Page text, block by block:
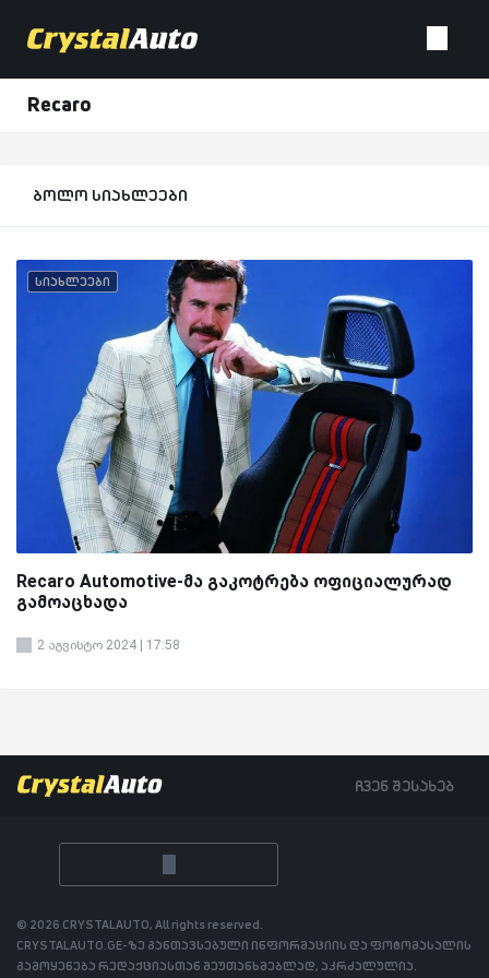
Recaro
ბოლო სიახლეები
სიახლეები
Recaro Automotive-მა გაკოტრება ოფიციალურად
გამოაცხადა
2 აგვისტო 2024 | 17:58
ჩვენ შესახებ
© 2026 CRYSTALAUTO, All rights reserved.
CRYSTALAUTO.GE-ზე განთავსებული ინფორმაციის და ფოტომასალის
გამოყენება რედაქციასთან შეუთანხმებლად, აკრძალულია.